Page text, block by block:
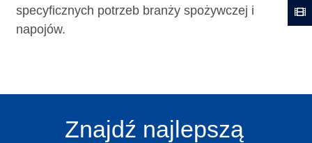
specyficznych potrzeb branży spożywczej i
napojów.
Znajdź najlepszą